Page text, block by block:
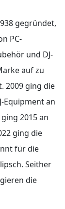
gegründet,
PC-
und DJ-
auf zu
2009 ging die
Equipment an
2015 an
ging die
für die
Seither
die